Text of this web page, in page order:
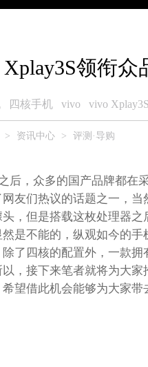
Xplay3S领衔
四核手机 vivo vivo
> 资讯中心 > 评测·导购
，众多的国产品牌都在
友们热议的话题之一，
，但是搭载这枚处理器
是不能的，纵观如今的
了四核的配置外，一款
，接下来笔者就将为大
望借此机会能够为大家带